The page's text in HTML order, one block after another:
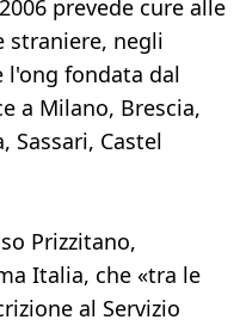
prevede cure alle
straniere, negli
fondata dal
a Milano, Brescia,
Sassari, Castel
Prizzitano,
Italia, che «tra le
al Servizio